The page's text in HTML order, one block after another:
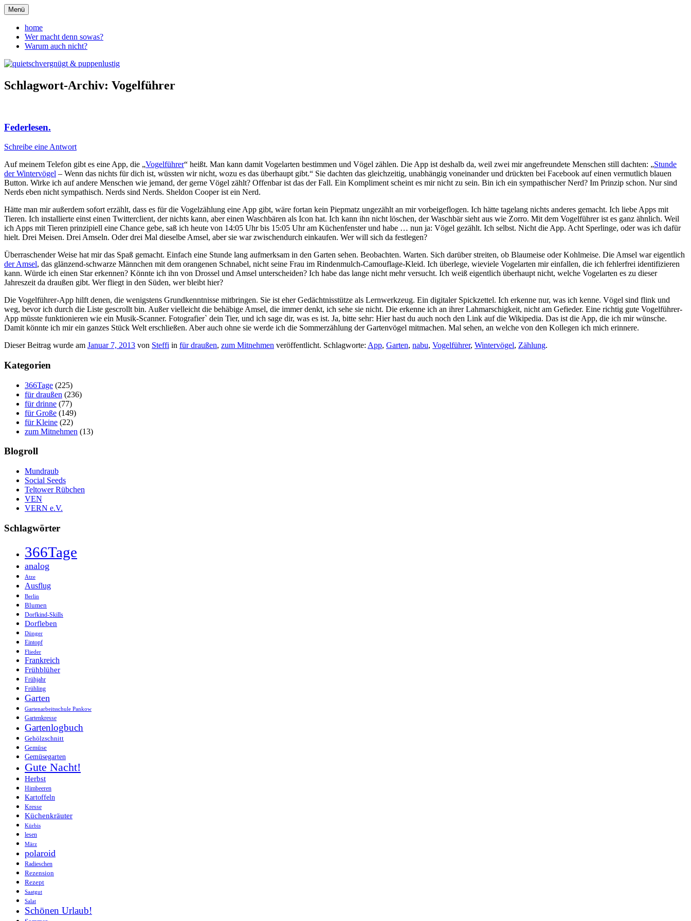
Zum
Inhalt
springen
quietschvergnügt & puppenlustig
Menü
home
Wer macht denn sowas?
Warum auch nicht?
Schlagwort-Archiv: Vogelführer
Federlesen.
Schreibe eine Antwort
Auf meinem Telefon gibt es eine App, die „Vogelführer“ heißt. Man kann damit Vogelarten bestimmen und Vögel zählen. Die App ist deshalb da, weil zwei mir angefreundete Menschen still dachten: „Stunde
der Wintervögel – Wenn das nichts für dich ist, wüssten wir nicht, wozu es das überhaupt gibt.“ Sie dachten das gleichzeitig, unabhängig voneinander und drückten bei Facebook auf einen vermutlich blauen
Button. Wirke ich auf andere Menschen wie jemand, der gerne Vögel zählt? Offenbar ist das der Fall. Ein Kompliment scheint es mir nicht zu sein. Bin ich ein sympathischer Nerd? Im Prinzip schon. Nur sind
Nerds eben nicht sympathisch. Nerds sind Nerds. Sheldon Cooper ist ein Nerd.
Hätte man mir außerdem sofort erzählt, dass es für die Vogelzählung eine App gibt, wäre fortan kein Piepmatz ungezählt an mir vorbeigeflogen. Ich hätte tagelang nichts anderes gemacht. Ich liebe Apps mit
Tieren. Ich installierte einst einen Twitterclient, der nichts kann, aber einen Waschbären als Icon hat. Ich kann ihn nicht löschen, der Waschbär sieht aus wie Zorro. Mit dem Vogelführer ist es ganz ähnlich. Weil
ich Apps mit Tieren prinzipiell eine Chance gebe, saß ich heute von 14:05 Uhr bis 15:05 Uhr am Küchenfenster und habe … nun ja: Vögel gezählt. Ich selbst. Nicht die App. Acht Sperlinge, oder was ich dafür
hielt. Drei Meisen. Drei Amseln. Oder drei Mal dieselbe Amsel, aber sie war zwischendurch einkaufen. Wer will sich da festlegen?
Überraschender Weise hat mir das Spaß gemacht. Einfach eine Stunde lang aufmerksam in den Garten sehen. Beobachten. Warten. Sich darüber streiten, ob Blaumeise oder Kohlmeise. Die Amsel war eigentlich
der Amsel, das glänzend-schwarze Männchen mit dem orangenen Schnabel, nicht seine Frau im Rindenmulch-Camouflage-Kleid. Ich überlege, wieviele Vogelarten mir einfallen, die ich fehlerfrei identifizieren
kann. Würde ich einen Star erkennen? Könnte ich ihn von Drossel und Amsel unterscheiden? Ich habe das lange nicht mehr versucht. Ich weiß eigentlich überhaupt nicht, welche Vogelarten es zu dieser
Jahreszeit da draußen gibt. Wer fliegt in den Süden, wer bleibt hier?
Die Vogelführer-App hilft denen, die wenigstens Grundkenntnisse mitbringen. Sie ist eher Gedächtnisstütze als Lernwerkzeug. Ein digitaler Spickzettel. Ich erkenne nur, was ich kenne. Vögel sind flink und
weg, bevor ich durch die Liste gescrollt bin. Außer vielleicht die behäbige Amsel, die immer denkt, ich sehe sie nicht. Die erkenne ich an ihrer Lahmarschigkeit, nicht am Gefieder. Eine richtig gute Vogelführer-
App müsste funktionieren wie ein Musik-Scanner. Fotografier` dein Tier, und ich sage dir, was es ist. Ja, bitte sehr: Hier hast du auch noch den Link auf die Wikipedia. Das ist die App, die ich mir wünsche.
Damit könnte ich mir ein ganzes Stück Welt erschließen. Aber auch ohne sie werde ich die Sommerzählung der Gartenvögel mitmachen. Mal sehen, an welche von den Kollegen ich mich erinnere.
Dieser Beitrag wurde am Januar 7, 2013 von Steffi in für draußen, zum Mitnehmen veröffentlicht. Schlagworte: App, Garten, nabu, Vogelführer, Wintervögel, Zählung.
Kategorien
366Tage (225)
für draußen (236)
für drinne (77)
für Große (149)
für Kleine (22)
zum Mitnehmen (13)
Blogroll
Mundraub
Social Seeds
Teltower Rübchen
VEN
VERN e.V.
Schlagwörter
366Tage
analog
Atze
Ausflug
Berlin
Blumen
Dorfkind-Skills
Dorfleben
Dünger
Eintopf
Flieder
Frankreich
Frühblüher
Frühjahr
Frühling
Garten
Gartenarbeitsschule Pankow
Gartenkresse
Gartenlogbuch
Gehölzschnitt
Gemüse
Gemüsegarten
Gute Nacht!
Herbst
Himbeeren
Kartoffeln
Kresse
Küchenkräuter
Kürbis
lesen
März
polaroid
Radieschen
Rezension
Rezept
Saatgut
Salat
Schönen Urlaub!